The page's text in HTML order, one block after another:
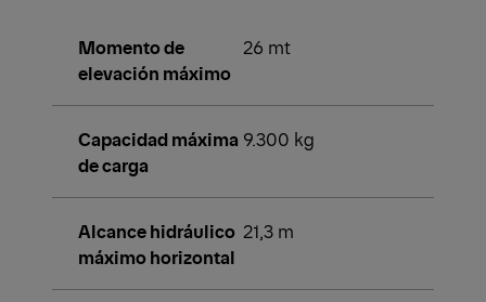
Momento de
elevación máximo
26 mt
Capacidad máxima
de carga
9.300 kg
Alcance hidráulico
máximo horizontal
21,3 m